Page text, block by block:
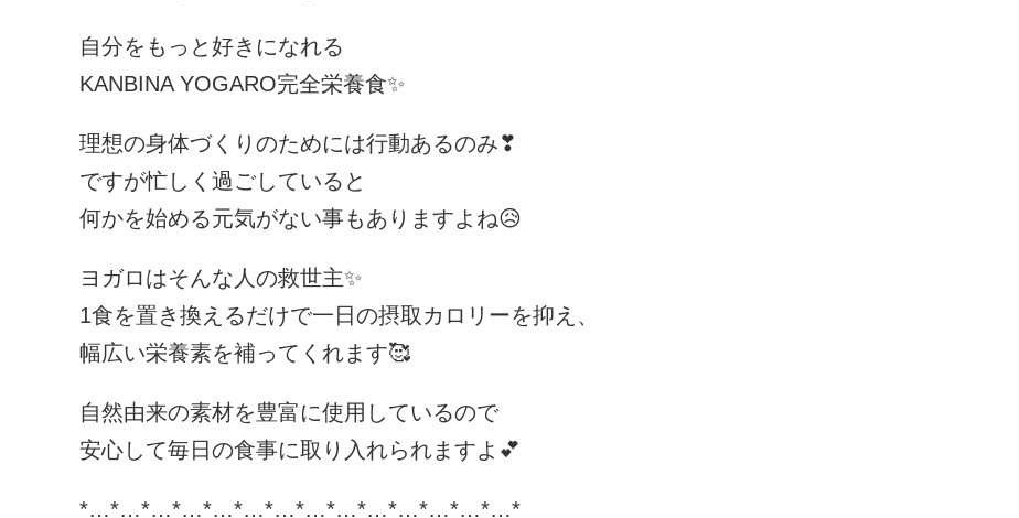
自分をもっと好きになれる
KANBINA YOGARO完全栄養食✨
理想の身体づくりのためには行動あるのみ❣
ですが忙しく過ごしていると
何かを始める元気がない事もありますよね😥
ヨガロはそんな人の救世主✨
1食を置き換えるだけで一日の摂取カロリーを抑え、
幅広い栄養素を補ってくれます🥰
自然由来の素材を豊富に使用しているので
安心して毎日の食事に取り入れられますよ💕
*…*…*…*…*…*…*…*…*…*…*…*…*…*…*